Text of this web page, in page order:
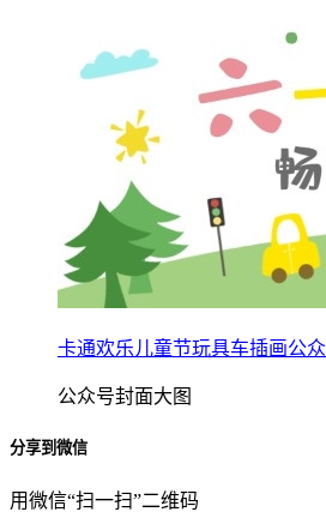
卡通欢乐儿童节玩具车插画公
公众号封面大图
分享到微信
用微信“扫一扫”二维码